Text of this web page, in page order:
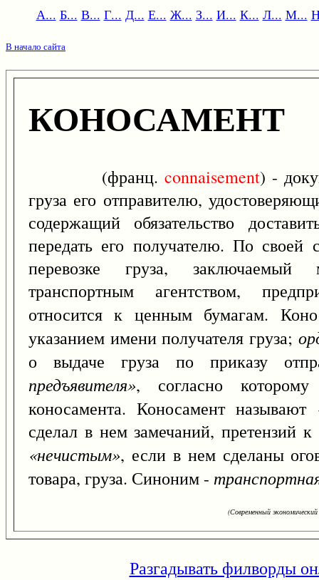
А... Б... В... Г... Д... Е... Ж... З... И... К... Л... М...
В начало сайта
КОНОСАМЕНТ
(франц. connaisement) -
груза его отправителю,
содержащий обязательство
передать его получателю. По своей
перевозке груза, заключаемый
транспортным агентством,
относится к ценным бумагам.
указанием имени получателя груза;
о выдаче груза по приказу
предъявителя», согласно которому
коносамента. Коносамент называют
сделал в нем замечаний, претензий
«нечистым», если в нем сделаны
товара, груза. Синоним -
(Современный
Разгадывать филворды